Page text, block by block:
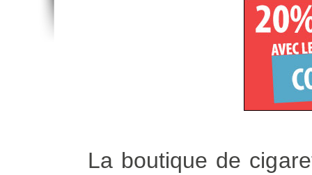
La boutique de